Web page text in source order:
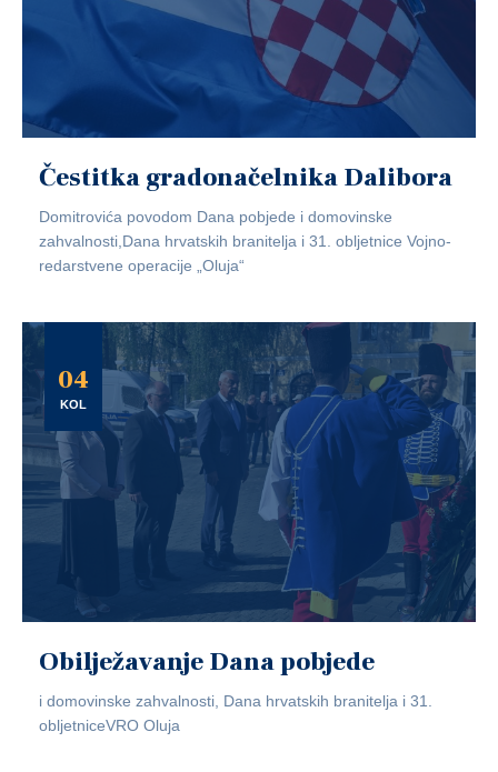
Čestitka gradonačelnika Dalibora
Domitrovića povodom Dana pobjede i domovinske
zahvalnosti,Dana hrvatskih branitelja i 31. obljetnice Vojno-
redarstvene operacije „Oluja“
04
KOL
Obilježavanje Dana pobjede
i domovinske zahvalnosti, Dana hrvatskih branitelja i 31.
obljetniceVRO Oluja